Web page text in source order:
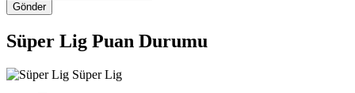
Gönder
Süper Lig Puan Durumu
Süper Lig